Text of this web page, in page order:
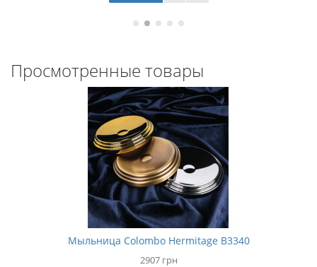
Просмотренные товары
Мыльница Colombo Hermitage B3340
2907 грн